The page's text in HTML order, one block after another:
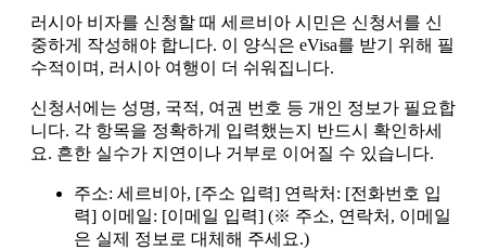
러시아 비자를 신청할 때 세르비아 시민은 신청서를 신
중하게 작성해야 합니다. 이 양식은 eVisa를 받기 위해 필
수적이며, 러시아 여행이 더 쉬워집니다.
신청서에는 성명, 국적, 여권 번호 등 개인 정보가 필요합
니다. 각 항목을 정확하게 입력했는지 반드시 확인하세
요. 흔한 실수가 지연이나 거부로 이어질 수 있습니다.
주소: 세르비아, [주소 입력] 연락처: [전화번호 입
력] 이메일: [이메일 입력] (※ 주소, 연락처, 이메일
은 실제 정보로 대체해 주세요.)